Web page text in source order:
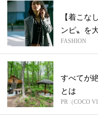
【着こな
ンピ〟を
FASHION
すべてが
とは
PR（COCO